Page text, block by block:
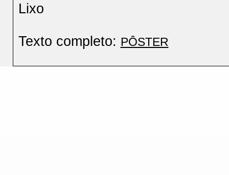
Lixo
Texto completo: PÔSTER